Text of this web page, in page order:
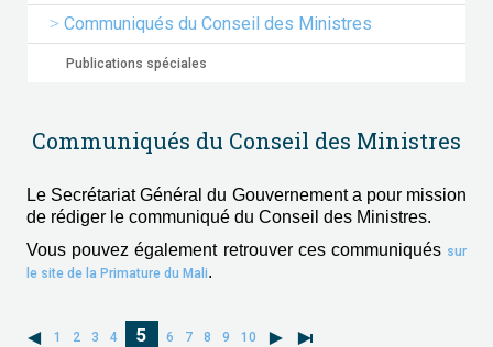
Communiqués du Conseil des Ministres
Publications spéciales
Communiqués du Conseil des Ministres
Le Secrétariat Général du Gouvernement a pour mission
de rédiger le communiqué du Conseil des Ministres.
Vous pouvez également retrouver ces communiqués sur
le site de la Primature du Mali.
1 2 3 4 5 6 7 8 9 10